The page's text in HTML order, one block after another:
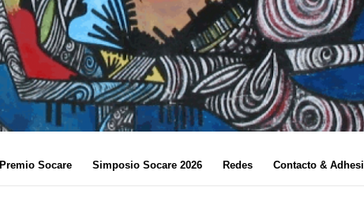
Premio Socare Simposio Socare 2026 Redes Contacto &